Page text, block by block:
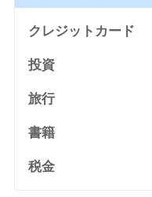
クレジットカード
投資
旅行
書籍
税金